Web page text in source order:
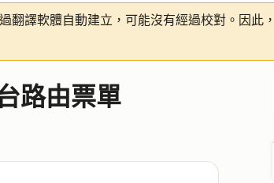
翻譯軟體自動建立，可能沒有經過校對。因此
路由票單